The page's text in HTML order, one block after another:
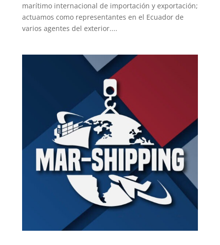
marítimo internacional de importación y exportación;
actuamos como representantes en el Ecuador de
varios agentes del exterior....